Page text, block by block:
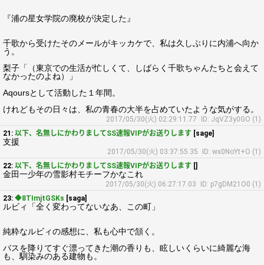
『浦の星女学院の廃校が決定した』
千歌から受けたそのメールがキッカケで、私は久しぶりに内浦へ向か
う。
梨子「（東京での生活が忙しくて、しばらく千歌ちゃんたちと会えて
なかったのよね）」
Aqoursとして活動した１年間。
けれどもその日々は、私の青春の大半を占めていたような気がする。
2017/05/30(火) 02:29:11.77
ID: JqVZ3y0GO (1)
21: 以下、名無しにかわりましてSS速報VIPがお送りします [sage]
支援
2017/05/30(火) 03:37:55.35
ID: wx0NoYt+O (1)
22: 以下、名無しにかわりましてSS速報VIPがお送りします []
金田一少年の雪影村モチーフかなこれ
2017/05/30(火) 06:27:17.03
ID: p7gDM21O0 (1)
23: ◆8TImjtGSKs [saga]
ルビィ「全く変わってないなあ、この町」
純粋なルビィの感想に、私も心中で頷く。
バスを降りてすぐ漂ってきた潮の香りも、眩しいくらいに綺麗な海
も、馴染みのある建物も。